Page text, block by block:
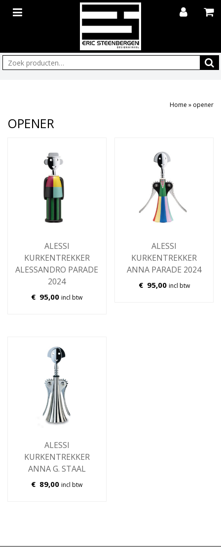
Zoeken:
Home » opener
OPENER
ALESSI
KURKENTREKKER
ALESSANDRO PARADE
2024
€ 95,00 incl btw
ALESSI
KURKENTREKKER
ANNA PARADE 2024
€ 95,00 incl btw
ALESSI
KURKENTREKKER
ANNA G. STAAL
€ 89,00 incl btw